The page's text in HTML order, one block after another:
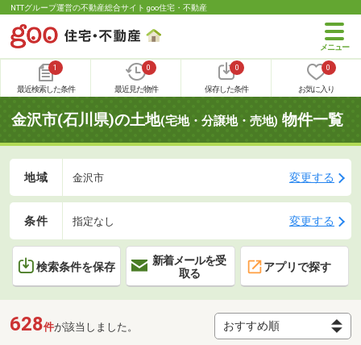
NTTグループ運営の不動産総合サイト goo住宅・不動産
1
最近検索した条件
0
最近見た物件
0
保存した条件
0
お気に入り
金沢市(石川県)の土地(宅地・分譲地・売地) 物件一覧
地域 金沢市 変更する
条件 指定なし 変更する
検索条件を保存
新着メールを受
取る
アプリで探す
628件が該当しました。